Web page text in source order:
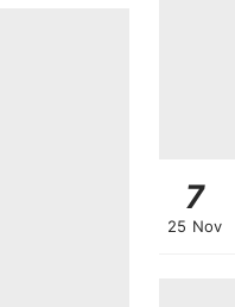
7
25 Nov